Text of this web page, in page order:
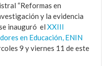
“Reformas en
y la evidencia
se inauguró elXXIII
en Educación, ENIN
9 y viernes 11 de este